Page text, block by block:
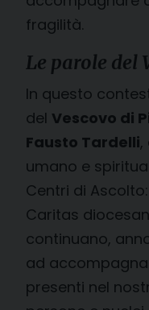
fragilità.
Le parole del
In questo
del Vescovo di
Fausto Tardelli,
umano e
Centri di
Caritas
continuano,
ad
presenti nel